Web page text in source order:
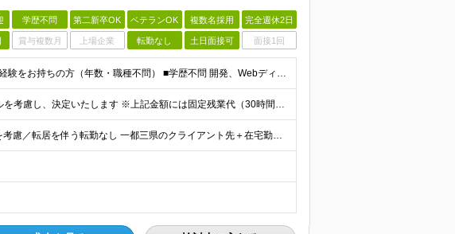
学歴不問 第二新卒OK ベテランOK 複数名採用 完全週休2日
賞与複数月 上場企業 転勤なし 土日面接可 面接1回
■ITプロジェクトに関わった実務経験をお持ちの方（年数・職種不問） ■学歴不問 開発、Webディレクター、進行管理など、これまでの経験を活かせます。 PMOとしての実務経験は問いません。 ＼こんな
月給370,400円〜 ※経験やスキルを考慮し、決定いたします ※上記金額には固定残業代（30時間分/70,400円～）を含みます。超過分は別途全額支給いたします ※試用期間6カ月あり（期間中の給与・
◆リモート案件率89.2%◆希望を考慮／転居を伴う転勤なし 一都三県のクライアント先＋在宅勤務（案件により異なります） 【本社】東京都千代田区内幸町2-2-3 日比谷国際ビル3F (変更の範囲)上